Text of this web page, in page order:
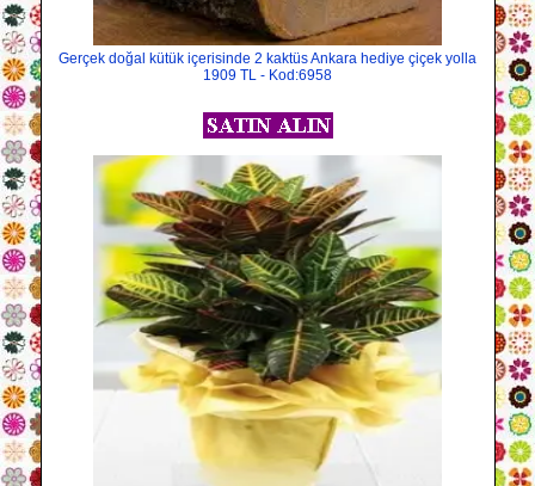
Gerçek doğal kütük içerisinde 2 kaktüs Ankara hediye çiçek yolla
1909 TL - Kod:6958